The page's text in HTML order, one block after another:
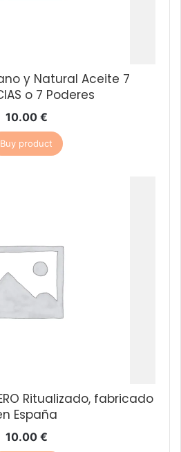
y Natural Aceite 7
o 7 Poderes
10.00 €
Buy product
Ritualizado, fabricado
España
10.00 €